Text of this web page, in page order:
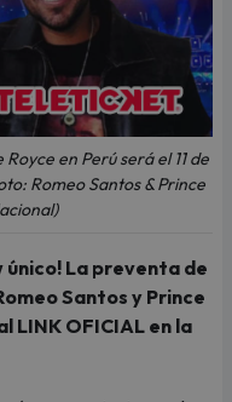
en Perú será el 11 de
Romeo Santos & Prince
único! La preventa de
Santos y Prince
LINK OFICIAL en la